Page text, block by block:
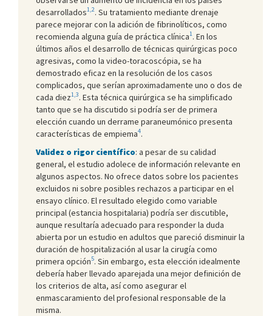
desarrollados1,2. Su tratamiento mediante drenaje
parece mejorar con la adición de fibrinolíticos, como
recomienda alguna guía de práctica clínica1. En los
últimos años el desarrollo de técnicas quirúrgicas poco
agresivas, como la video-toracoscópia, se ha
demostrado eficaz en la resolución de los casos
complicados, que serían aproximadamente uno o dos de
cada diez1,3. Esta técnica quirúrgica se ha simplificado
tanto que se ha discutido si podría ser de primera
elección cuando un derrame paraneumónico presenta
características de empiema4.
Validez o rigor científico: a pesar de su calidad
general, el estudio adolece de información relevante en
algunos aspectos. No ofrece datos sobre los pacientes
excluidos ni sobre posibles rechazos a participar en el
ensayo clínico. El resultado elegido como variable
principal (estancia hospitalaria) podría ser discutible,
aunque resultaría adecuado para responder la duda
abierta por un estudio en adultos que pareció disminuir la
duración de hospitalización al usar la cirugía como
primera opción5. Sin embargo, esta elección idealmente
debería haber llevado aparejada una mejor definición de
los criterios de alta, así como asegurar el
enmascaramiento del profesional responsable de la
misma.